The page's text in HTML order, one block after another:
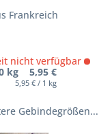
Frankreich
nicht verfügbar
kg 5,95 €
5,95 € / 1 kg
Gebindegrößen...